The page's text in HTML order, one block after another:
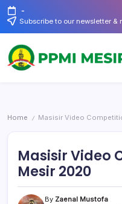
Skip
to
content
-
Subscribe to our newsletter &
Home / Masisir Video
Masisir Video
Mesir 2020
By Zaenal Mustofa